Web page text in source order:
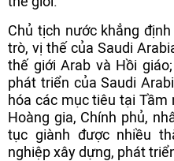
Chủ tịch nước khẳng
trò, vị thế của Saudi
thế giới Arab và Hồi
phát triển của Saudi
hóa các mục tiêu tại
Hoàng gia, Chính phủ,
tục giành được nhiều
nghiệp xây dựng, phát